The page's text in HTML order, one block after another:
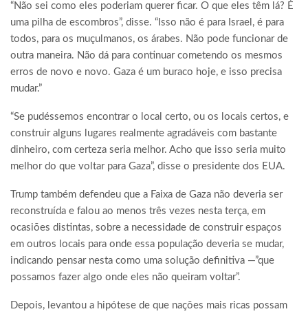
“Não sei como eles poderiam querer ficar. O que eles têm lá? É
uma pilha de escombros”, disse. “Isso não é para Israel, é para
todos, para os muçulmanos, os árabes. Não pode funcionar de
outra maneira. Não dá para continuar cometendo os mesmos
erros de novo e novo. Gaza é um buraco hoje, e isso precisa
mudar.”
“Se pudéssemos encontrar o local certo, ou os locais certos, e
construir alguns lugares realmente agradáveis com bastante
dinheiro, com certeza seria melhor. Acho que isso seria muito
melhor do que voltar para Gaza”, disse o presidente dos EUA.
Trump também defendeu que a Faixa de Gaza não deveria ser
reconstruída e falou ao menos três vezes nesta terça, em
ocasiões distintas, sobre a necessidade de construir espaços
em outros locais para onde essa população deveria se mudar,
indicando pensar nesta como uma solução definitiva —”que
possamos fazer algo onde eles não queiram voltar”.
Depois, levantou a hipótese de que nações mais ricas possam